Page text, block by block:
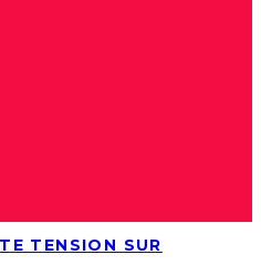
TENSION SUR